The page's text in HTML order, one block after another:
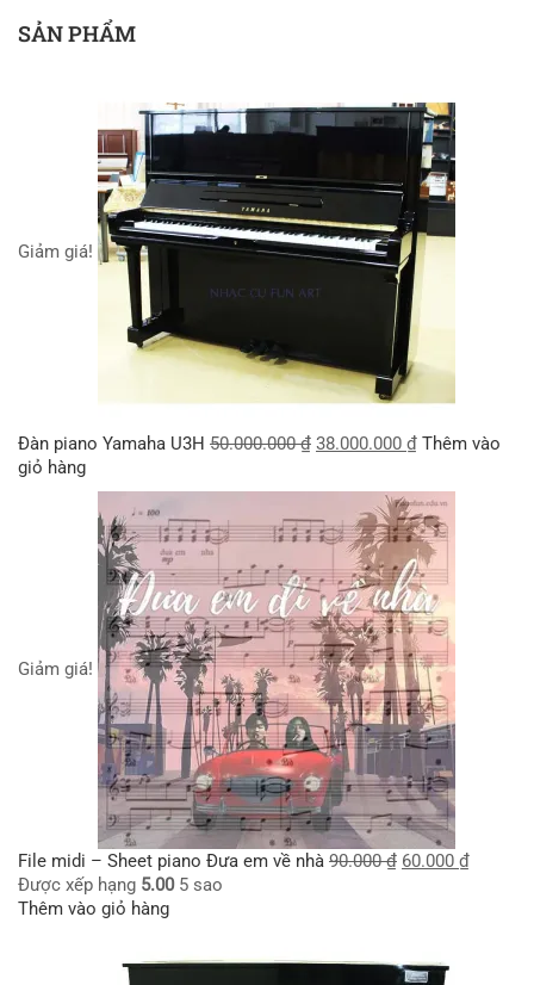
SẢN PHẨM
Giảm giá!
Đàn piano Yamaha U3H 50.000.000₫ 38.000.000 ₫ Thêm vào
giỏ hàng
Giảm giá!
File midi – Sheet piano Đưa em về nhà 90.000₫ 60.000 ₫
Được xếp hạng 5.005 sao
Thêm vào giỏ hàng